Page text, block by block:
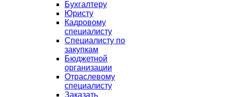
Бухгалтеру
Юристу
Кадровому
специалисту
Специалисту по
закупкам
Бюджетной
организации
Отраслевому
специалисту
Заказать